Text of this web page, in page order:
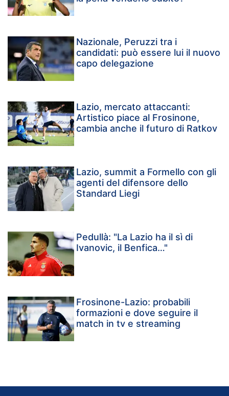
Nazionale, Peruzzi tra i
candidati: può essere lui il nuovo
capo delegazione
Lazio, mercato attaccanti:
Artistico piace al Frosinone,
cambia anche il futuro di Ratkov
Lazio, summit a Formello con gli
agenti del difensore dello
Standard Liegi
Pedullà: "La Lazio ha il sì di
Ivanovic, il Benfica…"
Frosinone-Lazio: probabili
formazioni e dove seguire il
match in tv e streaming